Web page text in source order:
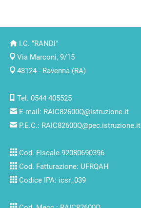
I.C. "RANDI"
Via Marconi, 9/15
48124 - Ravenna (RA)
Tel. 0544 405525
E-mail: RAIC82600Q@istruzione.it
P.E.C.: RAIC82600Q@pec.istruzione.it
Cod. Fiscale 92080690396
Cod. Fatturazione: UFRQAH
Codice IPA: icsr_039